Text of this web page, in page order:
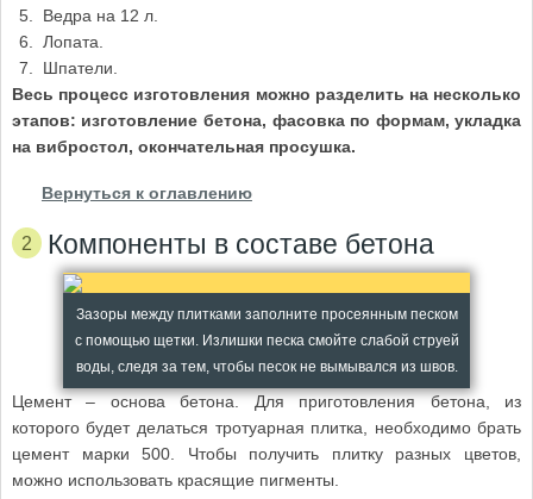
Ведра на 12 л.
Лопата.
Шпатели.
Весь процесс изготовления можно разделить на несколько
этапов: изготовление бетона, фасовка по формам, укладка
на вибростол, окончательная просушка.
Вернуться к оглавлению
Компоненты в составе бетона
Зазоры между плитками заполните просеянным песком
с помощью щетки. Излишки песка смойте слабой струей
воды, следя за тем, чтобы песок не вымывался из швов.
Цемент – основа бетона. Для приготовления бетона, из
которого будет делаться тротуарная плитка, необходимо брать
цемент марки 500. Чтобы получить плитку разных цветов,
можно использовать красящие пигменты.